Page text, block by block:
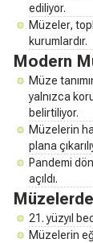
ediliyor.
Müzeler,
kurumlardır.
Modern
Müze
yalnızca
belirtiliyor.
Müzelerin
plana
Pandemi
açıldı.
21. yüzyıl
Müzelerin